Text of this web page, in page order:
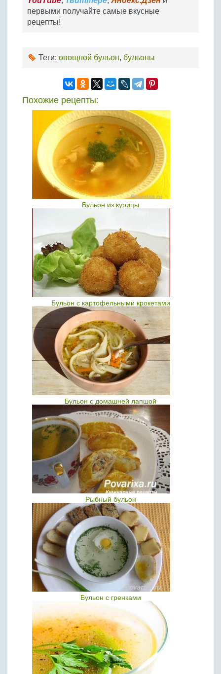
первыми получайте самые вкусные
рецепты!
Теги: овощной бульон, бульоны
Похожие рецепты:
Бульон из курицы
Бульон с картофельными крокетами
Бульон с домашней лапшой
Рыбный бульон
Бульон с гренками